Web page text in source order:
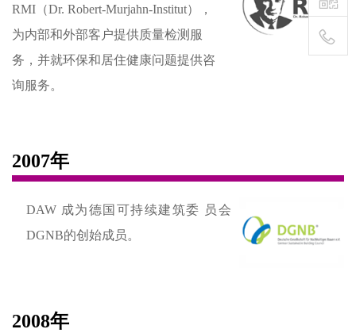
RMI（Dr. Robert-Murjahn-Institut），
为内部和外部客户提供质量检测服
务，并就环保和居住健康问题提供咨
询服务。
2007年
DAW 成为德国可持续建筑委 员会
DGNB的创始成员。
2008年